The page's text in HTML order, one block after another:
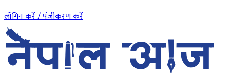
लॉगिन करें / पंजीकरण करें